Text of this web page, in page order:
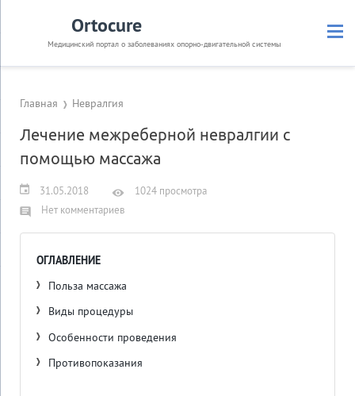
Ortocure
Медицинский портал о заболеваниях опорно-двигательной системы
Главная Невралгия
Лечение межреберной невралгии с
помощью массажа
31.05.2018
1024 просмотра
Нет комментариев
ОГЛАВЛЕНИЕ
Польза массажа
Виды процедуры
Особенности проведения
Противопоказания